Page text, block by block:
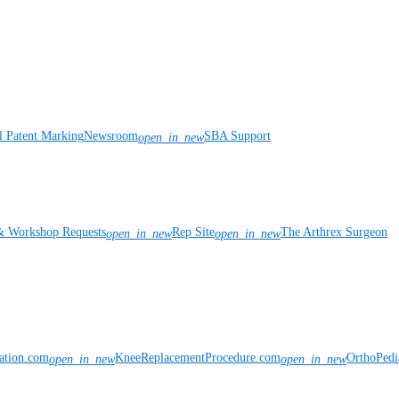
Patent MarkingNewsroomopen_in_newSBA Support
Requestsopen_in_newRep Siteopen_in_newThe Arthrex Surgeon
open_in_newKneeReplacementProcedure.comopen_in_new